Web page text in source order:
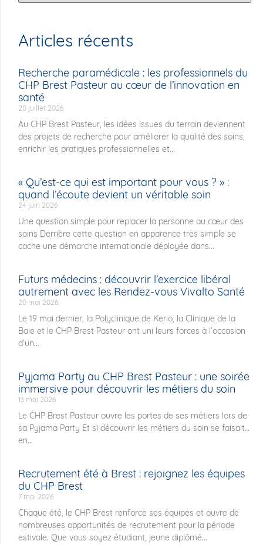
Articles récents
Recherche paramédicale : les professionnels du
CHP Brest Pasteur au cœur de l’innovation en
santé
20 juillet 2026
Au CHP Brest Pasteur, les idées issues du terrain deviennent
des projets de recherche pour améliorer la qualité des soins,
enrichir les pratiques professionnelles et...
« Qu’est-ce qui est important pour vous ? » :
quand l’écoute devient un véritable soin
24 juin 2026
Une question simple pour replacer la personne au cœur des
soins Derrière cette question en apparence très simple se
cache une démarche internationale déployée dans...
Futurs médecins : découvrir l’exercice libéral
autrement avec les Rendez-vous Vivalto Santé
20 mai 2026
Le 19 mai dernier, la Polyclinique de Kerio, la Clinique de la
Baie et le CHP Brest Pasteur ont uni leurs forces à l’occasion
d’un...
Pyjama Party au CHP Brest Pasteur : une soirée
immersive pour découvrir les métiers du soin
13 mai 2026
Le CHP Brest Pasteur ouvre les portes de ses métiers lors de
sa Pyjama Party Et si découvrir les métiers du soin se faisait…
en...
Recrutement été à Brest : rejoignez les équipes
du CHP Brest
7 mai 2026
Chaque été, le CHP Brest renforce ses équipes et ouvre de
nombreuses opportunités de recrutement pour la période
estivale. Que vous soyez étudiant, jeune diplômé...